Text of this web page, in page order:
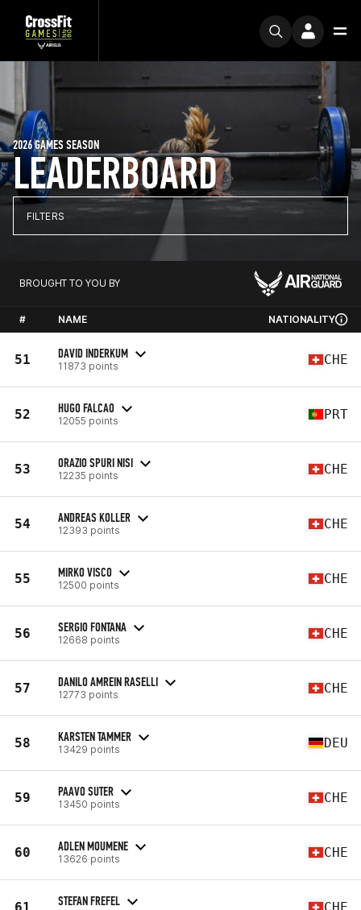
LEADERBOARD
2026 GAMES SEASON
FILTERS
BROUGHT TO YOU BY
# NAME NATIONALITY
51 DAVID INDERKUM
11873 points CHE
52 HUGO FALCAO
12055 points PRT
53 ORAZIO SPURI NISI
12235 points CHE
54 ANDREAS KOLLER
12393 points CHE
55 MIRKO VISCO
12500 points CHE
56 SERGIO FONTANA
12668 points CHE
57 DANILO AMREIN RASELLI
12773 points CHE
58 KARSTEN TAMMER
13429 points DEU
59 PAAVO SUTER
13450 points CHE
60 ADLEN MOUMENE
13626 points CHE
61 STEFAN FREFEL CHE